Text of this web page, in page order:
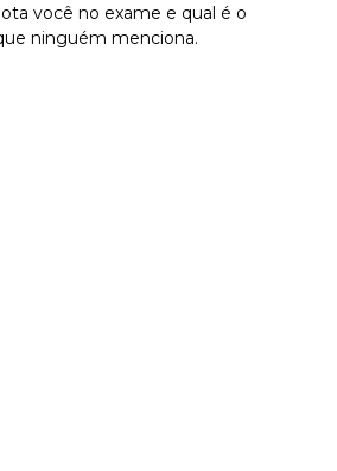
você no exame e qual é o
ninguém menciona.